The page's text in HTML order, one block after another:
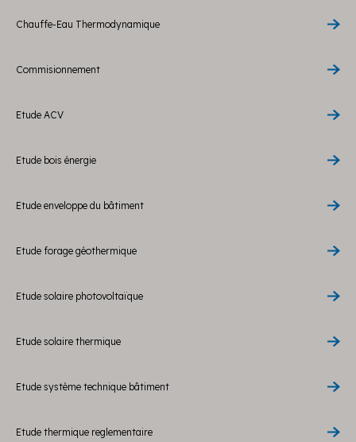
Chauffe-Eau Thermodynamique
Commisionnement
Etude ACV
Etude bois énergie
Etude enveloppe du bâtiment
Etude forage géothermique
Etude solaire photovoltaïque
Etude solaire thermique
Etude système technique bâtiment
Etude thermique reglementaire